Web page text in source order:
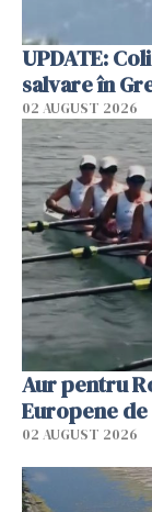
UPDATE:
salvare în
02 AUGUST 2026
Aur pentru
Europene
02 AUGUST 2026